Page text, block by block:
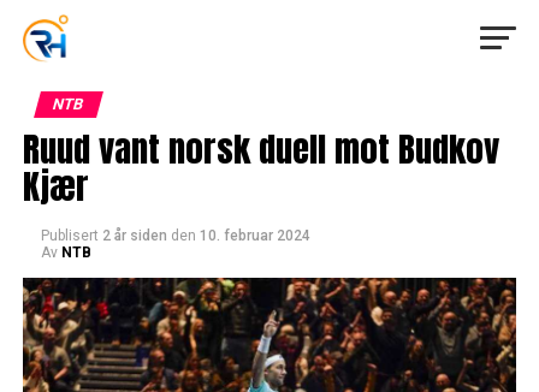
NTB
Ruud vant norsk duell mot Budkov
Kjær
Publisert 2 år siden den 10. februar 2024
Av NTB